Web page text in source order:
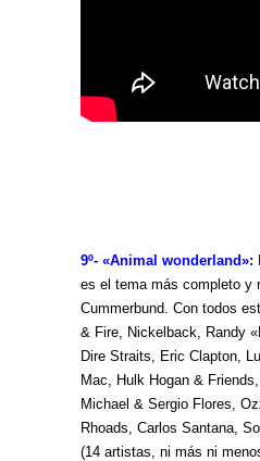
9º- «Animal wonderland»:
es el tema más completo y
Cummerbund. Con todos
& Fire, Nickelback, Randy
Dire Straits, Eric Clapton,
Mac, Hulk Hogan &
Michael & Sergio Flores,
Rhoads, Carlos Santana,
(14 artistas, ni más ni